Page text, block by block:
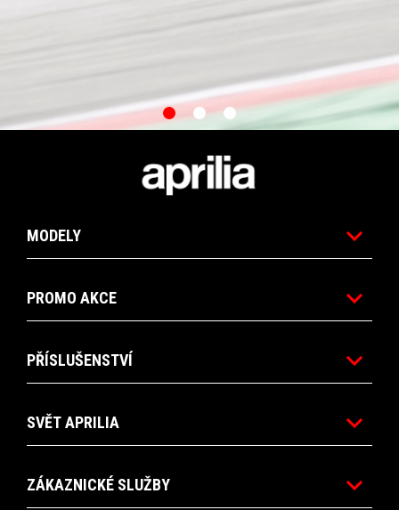
item
0
item
Item
Item
MODELY
PROMO AKCE
PŘÍSLUŠENSTVÍ
SVĚT APRILIA
ZÁKAZNICKÉ SLUŽBY